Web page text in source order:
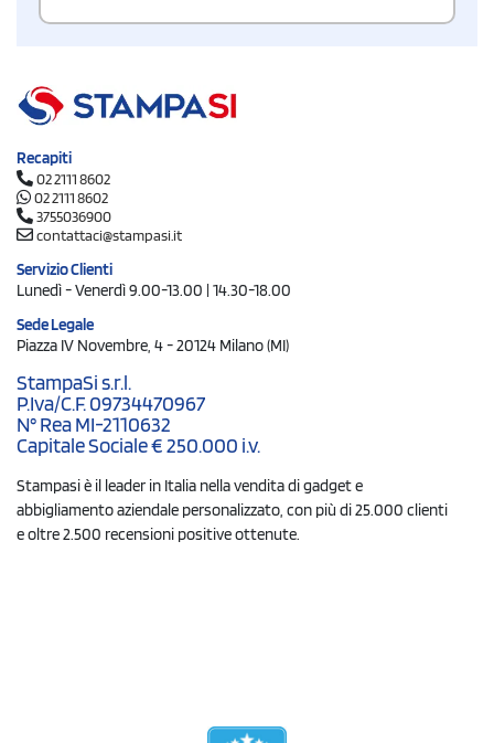
Recapiti
02 2111 8602
02 2111 8602
3755036900
contattaci@stampasi.it
Servizio Clienti
Lunedì - Venerdì 9.00-13.00 | 14.30-18.00
Sede Legale
Piazza IV Novembre, 4 - 20124 Milano (MI)
StampaSi s.r.l.
P.Iva/C.F. 09734470967
N° Rea MI-2110632
Capitale Sociale € 250.000 i.v.
Stampasi è il leader in Italia nella vendita di gadget e
abbigliamento aziendale personalizzato, con più di 25.000 clienti
e oltre 2.500 recensioni positive ottenute.